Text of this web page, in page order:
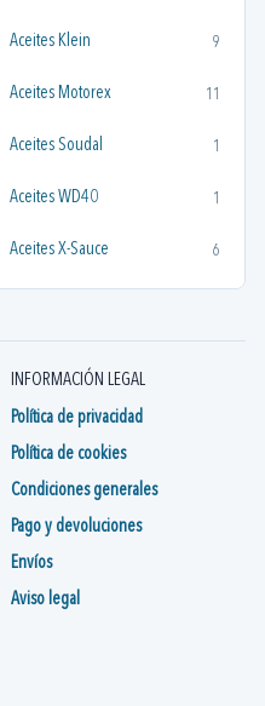
Aceites Klein 9
Aceites Motorex 11
Aceites Soudal 1
Aceites WD40 1
Aceites X-Sauce 6
INFORMACIÓN LEGAL
Política de privacidad
Política de cookies
Condiciones generales
Pago y devoluciones
Envíos
Aviso legal